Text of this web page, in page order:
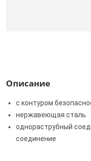
Описание
с контуром
нержавеющая сталь
однораструбный
соединение